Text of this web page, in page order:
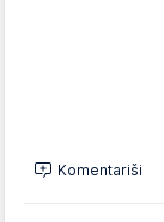
Komentariši